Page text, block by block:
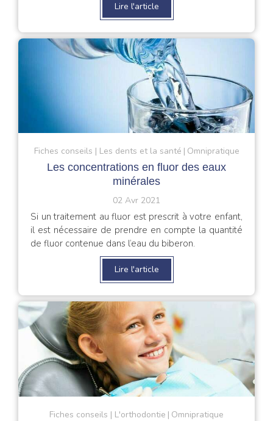
Lire l'article
Fiches conseils Les dents et la santé Omnipratique
Les concentrations en fluor des eaux
minérales
02 Avr 2021
Si un traitement au fluor est prescrit à votre enfant,
il est nécessaire de prendre en compte la quantité
de fluor contenue dans l’eau du biberon.
Lire l'article
Fiches conseils L'orthodontie Omnipratique